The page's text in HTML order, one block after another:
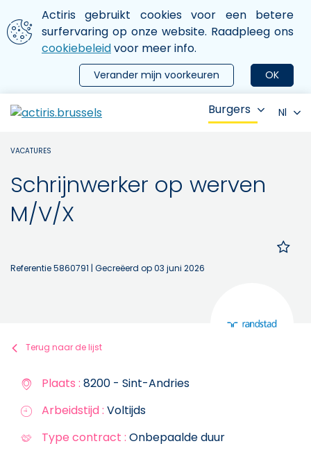
Aller au contenu principal
We gebruiken cookies
Actiris gebruikt cookies voor een betere
surfervaring op onze website. Raadpleeg ons
cookiebeleidvoor meer info.
OK
Verander mijn voorkeuren
le menu
Burgers Nl
VACATURES
Schrijnwerker op werven
M/V/X
Referentie 5860791 | Gecreëerd op 03 juni 2026
Terug naar de lijst
Plaats : 8200 - Sint-Andries
Arbeidstijd : Voltijds
Type contract : Onbepaalde duur